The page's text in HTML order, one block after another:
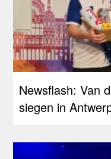
Newsflash: Van
siegen in